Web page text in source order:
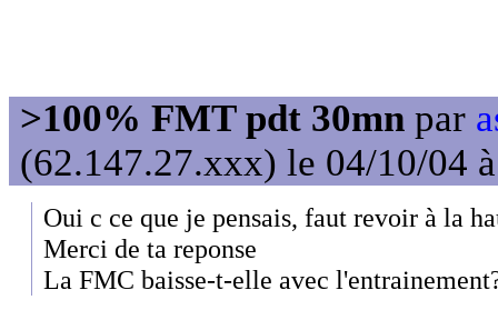
>100% FMT pdt 30mn par
(62.147.27.xxx) le 04/10/04
Oui c ce que je pensais, faut revoir à la
Merci de ta reponse
La FMC baisse-t-elle avec